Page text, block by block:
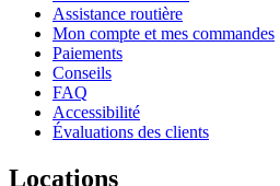
Assistance routière
Mon compte et mes commandes
Paiements
Conseils
FAQ
Accessibilité
Évaluations des clients
Locations